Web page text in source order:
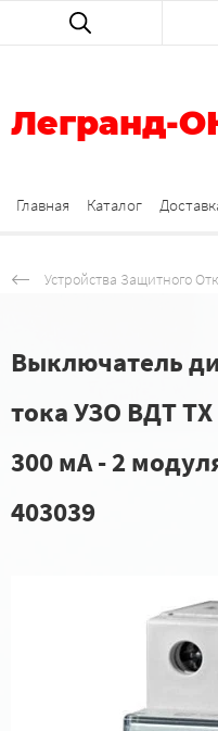
Легранд-
Главная Каталог
Устройства Защитного
Выключатель
тока УЗО ВДТ TX
300 мА - 2
403039